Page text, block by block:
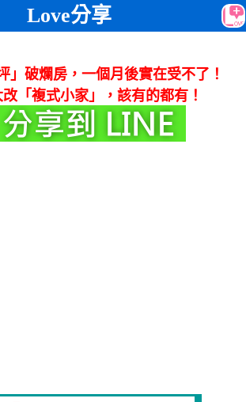
Love分享
」破爛房，一個月後實在受不了！
「複式小家」，該有的都有！